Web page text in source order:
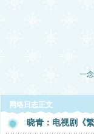
一
网络日志正文
晓青：电视剧《